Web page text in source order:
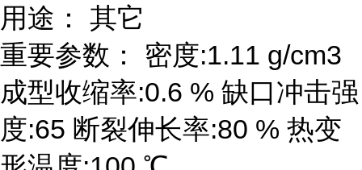
用途： 其它
重要参数： 密度:1.11 g/cm3
成型收缩率:0.6 % 缺口冲击强
度:65 断裂伸长率:80 % 热变